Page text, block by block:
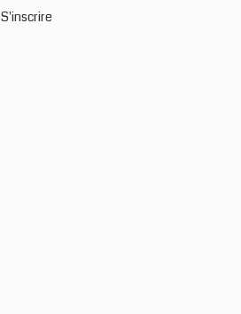
S'inscrire